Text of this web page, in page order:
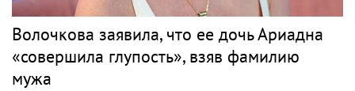
Волочкова заявила, что ее дочь Ариадна
«совершила глупость», взяв фамилию
мужа